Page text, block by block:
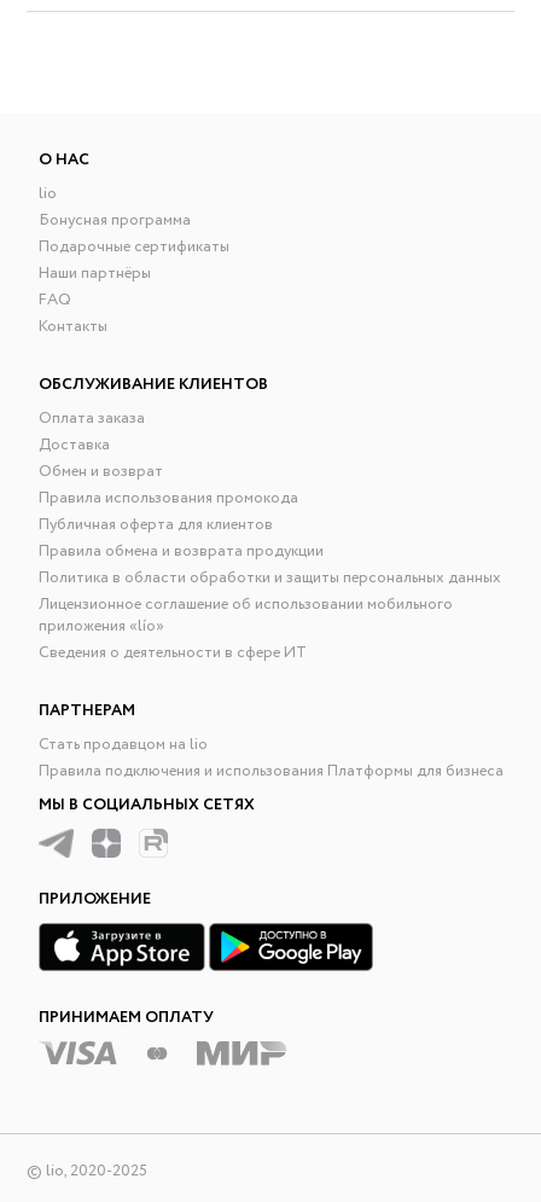
О НАС
lio
Бонусная программа
Подарочные сертификаты
Наши партнёры
FAQ
Контакты
ОБСЛУЖИВАНИЕ КЛИЕНТОВ
Оплата заказа
Доставка
Обмен и возврат
Правила использования промокода
Публичная оферта для клиентов
Правила обмена и возврата продукции
Политика в области обработки и защиты персональных данных
Лицензионное соглашение об использовании мобильного
приложения «lío»
Сведения о деятельности в сфере ИТ
ПАРТНЕРАМ
Стать продавцом на lio
Правила подключения и использования Платформы для бизнеса
МЫ В СОЦИАЛЬНЫХ СЕТЯХ
ПРИЛОЖЕНИЕ
ПРИНИМАЕМ ОПЛАТУ
© lio, 2020-2025